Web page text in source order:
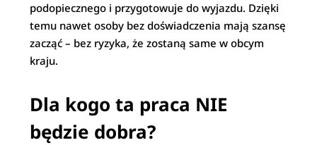
podopiecznego i przygotowuje do wyjazdu. Dzięki
temu nawet osoby bez doświadczenia mają szansę
zacząć – bez ryzyka, że zostaną same w obcym
kraju.
Dla kogo ta praca NIE
będzie dobra?